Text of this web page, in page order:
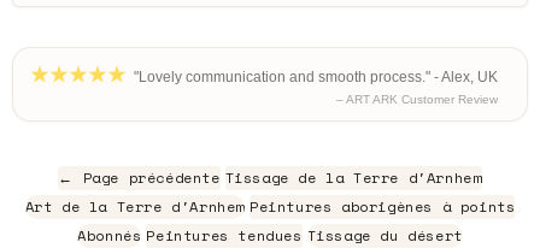
"Lovely communication and smooth process." - Alex, UK
– ART ARK Customer Review
← Page précédente Tissage de la Terre d'Arnhem
Art de la Terre d'Arnhem Peintures aborigènes à points
Abonnés Peintures tendues Tissage du désert